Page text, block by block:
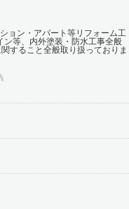
ョン・アパート等リフォーム工
等、内外塗装・防水工事全般
すること全般取り扱っておりま